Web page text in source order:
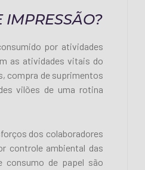
IMPRESSÃO?
por atividades
as atividades vitais do
compra de suprimentos
vilões de uma rotina
dos colaboradores
controle ambiental das
consumo de papel são